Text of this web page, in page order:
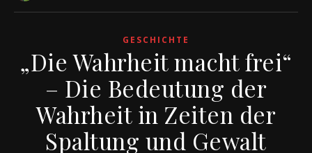
GESCHICHTE
„Die Wahrheit macht frei“
– Die Bedeutung der
Wahrheit in Zeiten der
Spaltung und Gewalt